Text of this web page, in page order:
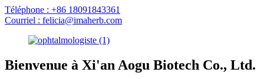
Téléphone : +86 18091843361
Courriel : felicia@imaherb.com
Bienvenue à Xi'an Aogu Biotech Co., Ltd.